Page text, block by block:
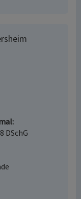
DSchG